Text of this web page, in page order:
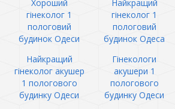
Хороший
гінеколог 1
пологовий
будинок Одеси
Найкращий
гінеколог 1
пологовий
будинок Одеса
Найкращий
гінеколог акушер
1 пологового
будинку Одеси
Гінекологи
акушери 1
пологового
будинку Одеси